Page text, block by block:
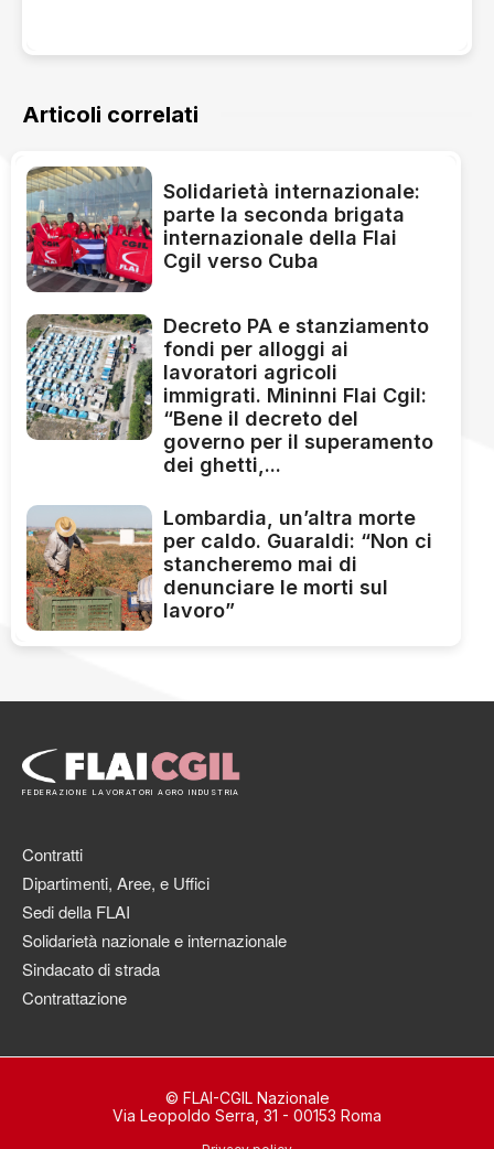
Articoli correlati
Solidarietà internazionale:
parte la seconda brigata
internazionale della Flai
Cgil verso Cuba
Decreto PA e stanziamento
fondi per alloggi ai
lavoratori agricoli
immigrati. Mininni Flai Cgil:
“Bene il decreto del
governo per il superamento
dei ghetti,...
Lombardia, un’altra morte
per caldo. Guaraldi: “Non ci
stancheremo mai di
denunciare le morti sul
lavoro”
FEDERAZIONE LAVORATORI AGRO INDUSTRIA
Contratti
Dipartimenti, Aree, e Uffici
Sedi della FLAI
Solidarietà nazionale e internazionale
Sindacato di strada
Contrattazione
© FLAI-CGIL Nazionale
Via Leopoldo Serra, 31 - 00153 Roma